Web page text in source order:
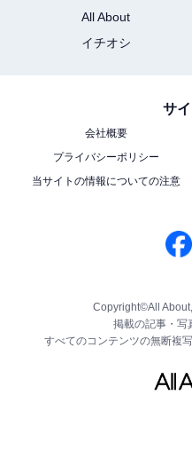
All About
イチオシ
サ
会社概要
プライバシーポリシー
当サイトの情報についての注意
Copyright©All
掲載の記事・写
すべてのコンテンツの無断複